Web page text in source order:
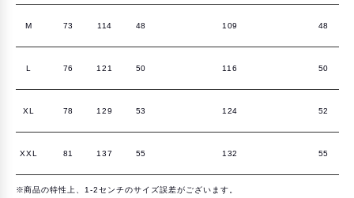
M 73 114 48 109 48
L 76 121 50 116 50
XL 78 129 53 124 52
XXL 81 137 55 132 55
※商品の特性上、1-2センチのサイズ誤差がございます。